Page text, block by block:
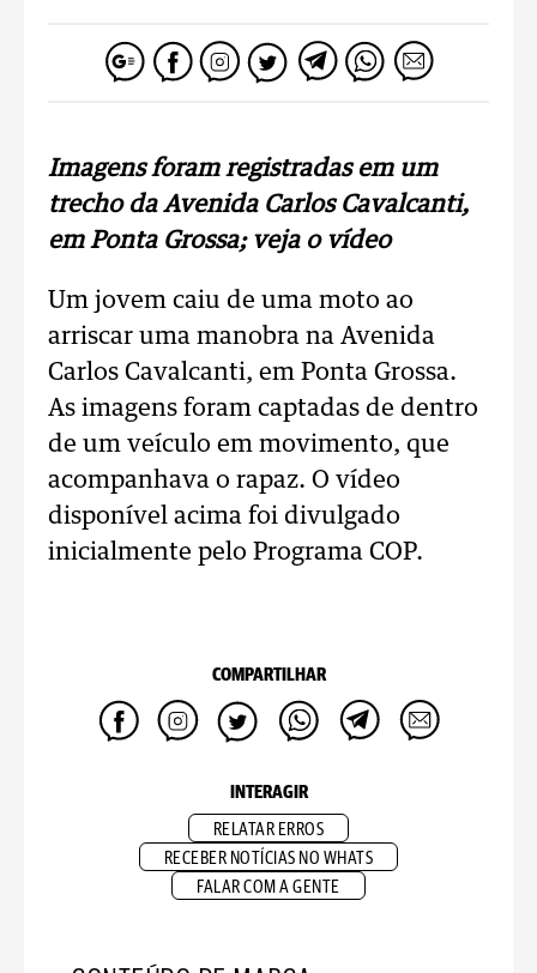
Imagens foram registradas em um
trecho da Avenida Carlos Cavalcanti,
em Ponta Grossa; veja o vídeo
Um jovem caiu de uma moto ao
arriscar uma manobra na Avenida
Carlos Cavalcanti, em Ponta Grossa.
As imagens foram captadas de dentro
de um veículo em movimento, que
acompanhava o rapaz. O vídeo
disponível acima foi divulgado
inicialmente pelo Programa COP.
COMPARTILHAR
INTERAGIR
RELATAR ERROS
RECEBER NOTÍCIAS NO WHATS
FALAR COM A GENTE